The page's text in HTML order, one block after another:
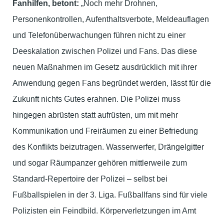
Fanhilfen, betont: „Noch mehr Drohnen,
Personenkontrollen, Aufenthaltsverbote, Meldeauflagen
und Telefonüberwachungen führen nicht zu einer
Deeskalation zwischen Polizei und Fans. Das diese
neuen Maßnahmen im Gesetz ausdrücklich mit ihrer
Anwendung gegen Fans begründet werden, lässt für die
Zukunft nichts Gutes erahnen. Die Polizei muss
hingegen abrüsten statt aufrüsten, um mit mehr
Kommunikation und Freiräumen zu einer Befriedung
des Konflikts beizutragen. Wasserwerfer, Drängelgitter
und sogar Räumpanzer gehören mittlerweile zum
Standard-Repertoire der Polizei – selbst bei
Fußballspielen in der 3. Liga. Fußballfans sind für viele
Polizisten ein Feindbild. Körperverletzungen im Amt